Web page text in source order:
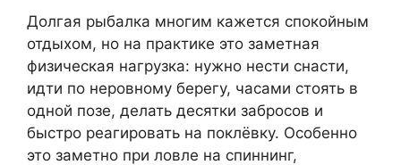
Долгая рыбалка многим кажется спокойным
отдыхом, но на практике это заметная
физическая нагрузка: нужно нести снасти,
идти по неровному берегу, часами стоять в
одной позе, делать десятки забросов и
быстро реагировать на поклёвку. Особенно
это заметно при ловле на спиннинг,